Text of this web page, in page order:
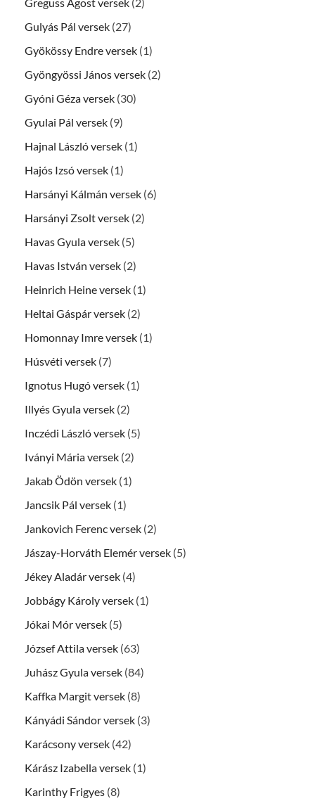
Gulyás Pál versek (27)
Gyökössy Endre versek (1)
Gyöngyössi János versek (2)
Gyóni Géza versek (30)
Gyulai Pál versek (9)
Hajnal László versek (1)
Hajós Izsó versek (1)
Harsányi Kálmán versek (6)
Harsányi Zsolt versek (2)
Havas Gyula versek (5)
Havas István versek (2)
Heinrich Heine versek (1)
Heltai Gáspár versek (2)
Homonnay Imre versek (1)
Húsvéti versek (7)
Ignotus Hugó versek (1)
Illyés Gyula versek (2)
Inczédi László versek (5)
Iványi Mária versek (2)
Jakab Ödön versek (1)
Jancsik Pál versek (1)
Jankovich Ferenc versek (2)
Jászay-Horváth Elemér versek (5)
Jékey Aladár versek (4)
Jobbágy Károly versek (1)
Jókai Mór versek (5)
József Attila versek (63)
Juhász Gyula versek (84)
Kaffka Margit versek (8)
Kányádi Sándor versek (3)
Karácsony versek (42)
Kárász Izabella versek (1)
Karinthy Frigyes (8)